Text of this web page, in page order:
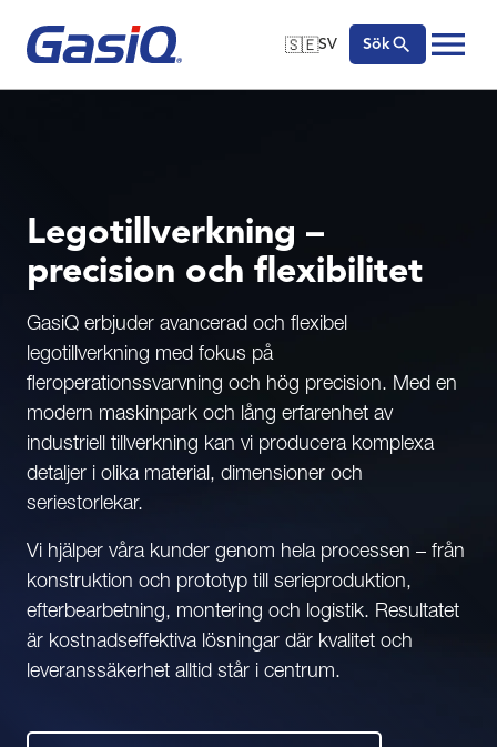
Hoppa till innehåll
🇸🇪SV
🇬🇧English
Sök
Legotillverkning –
precision och flexibilitet
GasiQ erbjuder avancerad och flexibel
legotillverkning med fokus på
fleroperationssvarvning och hög precision. Med en
modern maskinpark och lång erfarenhet av
industriell tillverkning kan vi producera komplexa
detaljer i olika material, dimensioner och
seriestorlekar.
Vi hjälper våra kunder genom hela processen – från
konstruktion och prototyp till serieproduktion,
efterbearbetning, montering och logistik. Resultatet
är kostnadseffektiva lösningar där kvalitet och
leveranssäkerhet alltid står i centrum.